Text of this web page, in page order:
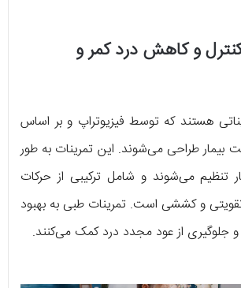
و کاهش درد کمر و
هستند که توسط فیزیوتراپ و بر اساس
بیمار طراحی می‌شوند. این تمرینات به طور
تنظیم می‌شوند و شامل ترکیبی از حرکات
و کششی است. تمرینات طبی به بهبود
جلوگیری از عود مجدد درد کمک می‌کنند.